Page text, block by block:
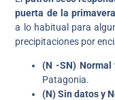
puerta de la
a lo habitual para
precipitaciones por
(N -SN)
Patagonia.
(N) Sin datos y